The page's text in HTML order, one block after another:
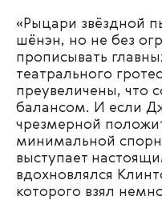
«Рыцари звёздной
шёнэн, но не без
прописывать
театрального
преувеличены, что
балансом. И если
чрезмерной
минимальной
выступает
вдохновлялся
которого взял